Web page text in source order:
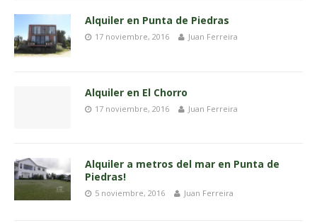
Alquiler en Punta de Piedras
17 noviembre, 2016 Juan Ferreira
Alquiler en El Chorro
17 noviembre, 2016 Juan Ferreira
Alquiler a metros del mar en Punta de
Piedras!
5 noviembre, 2016 Juan Ferreira